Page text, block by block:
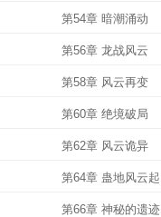
第54章 暗潮涌动
第56章 龙战风云
第58章 风云再变
第60章 绝境破局
第62章 风云诡异
第64章 蛊地风云起
第66章 神秘的遗迹